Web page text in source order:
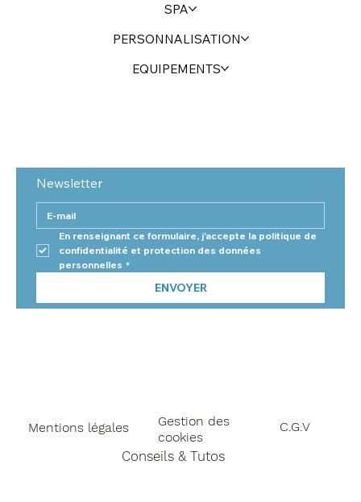
SPA
PERSONNALISATION
EQUIPEMENTS
Newsletter
En renseignant ce formulaire, j'accepte la politique de
confidentialité et protection des données
personnelles *
ENVOYER
Mentions légales
Gestion des
cookies
C.G.V
Conseils & Tutos